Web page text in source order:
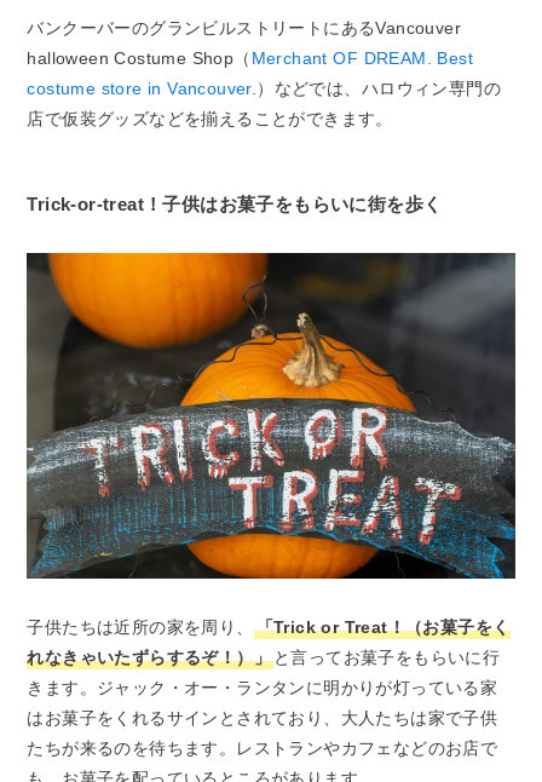
バンクーバーのグランビルストリートにあるVancouver
halloween Costume Shop（ Merchant OF DREAM. Best
costume store in Vancouver.）などでは、ハロウィン専門の
店で仮装グッズなどを揃えることができます。
Trick-or-treat！子供はお菓子をもらいに街を歩く
子供たちは近所の家を周り、
「Trick or Treat！（お菓子をく
れなきゃいたずらするぞ！）」 と言ってお菓子をもらいに行
きます。ジャック・オー・ランタンに明かりが灯っている家
はお菓子をくれるサインとされており、大人たちは家で子供
たちが来るのを待ちます。レストランやカフェなどのお店で